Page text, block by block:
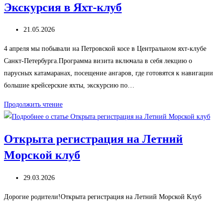
воде!
Экскурсия в Яхт-клуб
Запись
21.05.2026
4 апреля мы побывали на Петровской косе в Центральном яхт-клубе
Санкт-Петербурга.Программа визита включала в себя лекцию о
парусных катамаранах, посещение ангаров, где готовятся к навигации
большие крейсерские яхты, экскурсию по…
Продолжить чтениеЭкскурсия
в
клуб
Открыта регистрация на Летний
Морской клуб
Запись
29.03.2026
Дорогие родители!Открыта регистрация на Летний Морской Клуб